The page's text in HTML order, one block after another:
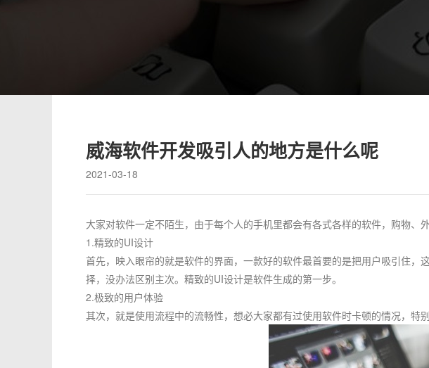
威海软件开发吸引人的地方是什么呢
2021-03-18
大家对软件一定不陌生，由于每个人的手机里都会有各式各样的软件，购物、
1.精致的UI设计
首先，映入眼帘的就是软件的界面，一款好的软件最首要的是把用户吸引住
择，没办法区别主次。精致的UI设计是软件生成的第一步。
2.极致的用户体验
其次，就是使用流程中的流畅性，想必大家都有过使用软件时卡顿的情况，特